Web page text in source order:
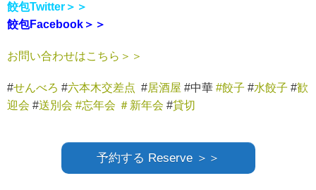
餃包Twitter＞＞
餃包Facebook＞＞
お問い合わせはこちら＞＞
#せんべろ #六本木交差点 #居酒屋 #中華 #餃子 #水餃子 #歓
迎会 #送別会 #忘年会 ＃新年会 #貸切
予約する Reserve ＞＞